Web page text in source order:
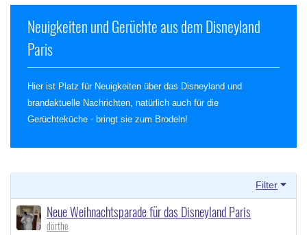
Neuigkeiten und Gerüchte aus dem Disneyland
Paris
Hier ist Platz für Neuigkeiten über das Disneyland und
brandaktuelle Nachrichten, natürlich auch für die
Gerüchteküche - bringt sie zum Brodeln!
Filter
Neue Weihnachtsparade für das Disneyland Paris
dörthe